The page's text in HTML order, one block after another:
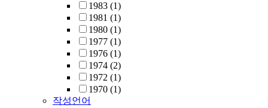
1983 (1)
1981 (1)
1980 (1)
1977 (1)
1976 (1)
1974 (2)
1972 (1)
1970 (1)
작성언어